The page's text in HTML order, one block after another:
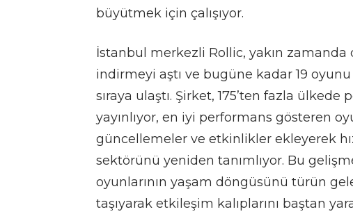
büyütmek için çalışıyor.
İstanbul merkezli Rollic, yakın
indirmeyi aştı ve bugüne kadar 19 oyunu
sıraya ulaştı. Şirket, 175’ten fazla
yayınlıyor, en iyi performans gösteren
güncellemeler ve etkinlikler ekleyerek
sektörünü yeniden tanımlıyor. Bu
oyunlarının yaşam döngüsünü türün
taşıyarak etkileşim kalıplarını baştan